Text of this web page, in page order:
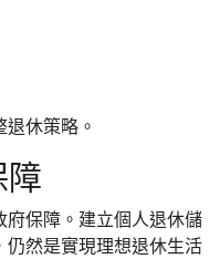
休策略。
障
府保障。建立個人退休儲
仍然是實現理想退休生活